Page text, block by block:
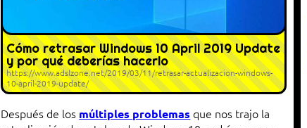
Cómo retrasar Windows 10 April 2019 Update
y por qué deberías hacerlo
https://www.adslzone.net/2019/03/11/retrasar-actualizacion-windows-
10-april-2019-update/
Después de los múltiples problemas que nos trajo la